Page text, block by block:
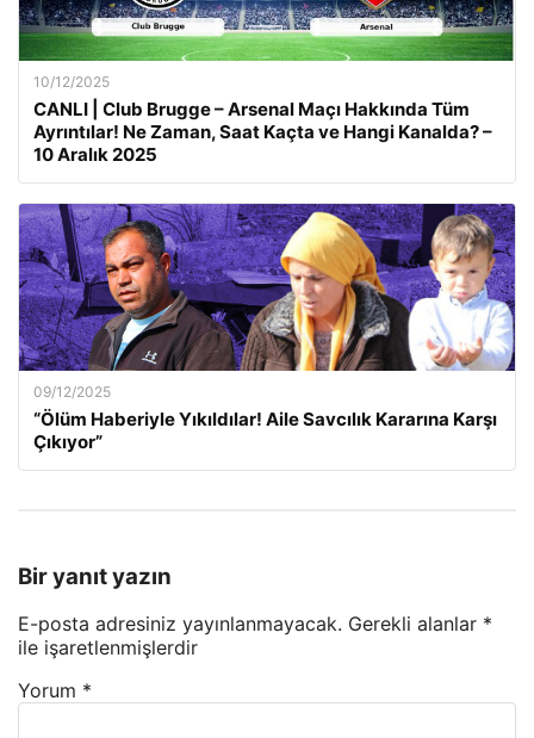
10/12/2025
CANLI | Club Brugge – Arsenal Maçı Hakkında Tüm
Ayrıntılar! Ne Zaman, Saat Kaçta ve Hangi Kanalda? –
10 Aralık 2025
09/12/2025
“Ölüm Haberiyle Yıkıldılar! Aile Savcılık Kararına Karşı
Çıkıyor”
Bir yanıt yazın
E-posta adresiniz yayınlanmayacak. Gerekli alanlar *
ile işaretlenmişlerdir
Yorum *